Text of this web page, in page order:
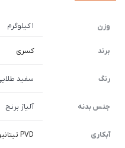
وزن 1 کیلوگرم
برند کسری
رنگ سفید
جنس بدنه آلیاژ برنج
آبکاری PVD تیتانیوم